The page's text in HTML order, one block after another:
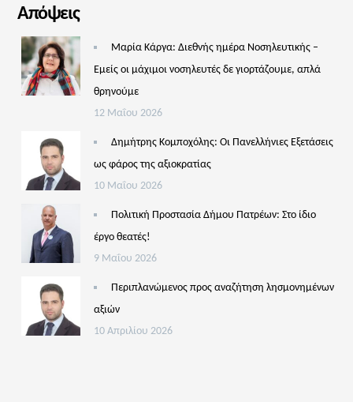
Απόψεις
Μαρία Κάργα: Διεθνής ημέρα Νοσηλευτικής –
Εμείς οι μάχιμοι νοσηλευτές δε γιορτάζουμε, απλά
θρηνούμε
12 Μαΐου 2026
Δημήτρης Κομποχόλης: Οι Πανελλήνιες Εξετάσεις
ως φάρος της αξιοκρατίας
10 Μαΐου 2026
Πολιτική Προστασία Δήμου Πατρέων: Στο ίδιο
έργο θεατές!
9 Μαΐου 2026
Περιπλανώμενος προς αναζήτηση λησμονημένων
αξιών
10 Απριλίου 2026